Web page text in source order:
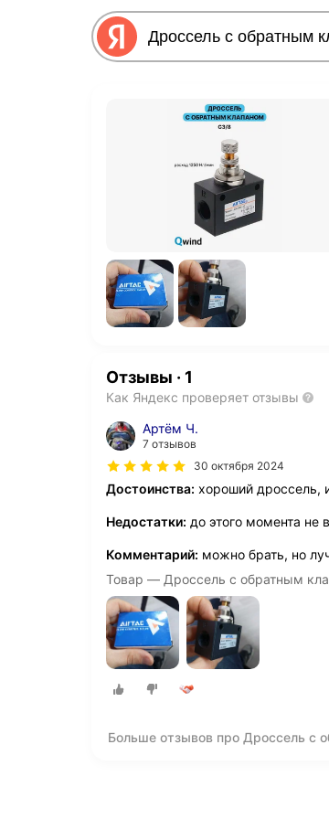
Отзывы · 1
Как Яндекс проверяет отзывы
Артём Ч.
7 отзывов
30 октября 2024
Достоинства: хороший дроссель,
Недостатки: до этого момента не
Комментарий: можно брать, но
Товар — Дроссель с обратным
Больше отзывов про Дроссель с